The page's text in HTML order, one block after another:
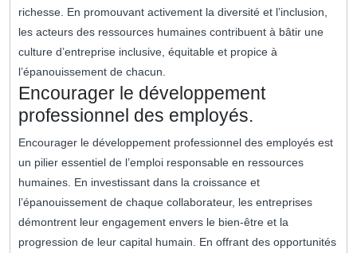
richesse. En promouvant activement la diversité et l’inclusion,
les acteurs des ressources humaines contribuent à bâtir une
culture d’entreprise inclusive, équitable et propice à
l’épanouissement de chacun.
Encourager le développement
professionnel des employés.
Encourager le développement professionnel des employés est
un pilier essentiel de l’emploi responsable en ressources
humaines. En investissant dans la croissance et
l’épanouissement de chaque collaborateur, les entreprises
démontrent leur engagement envers le bien-être et la
progression de leur capital humain. En offrant des opportunités